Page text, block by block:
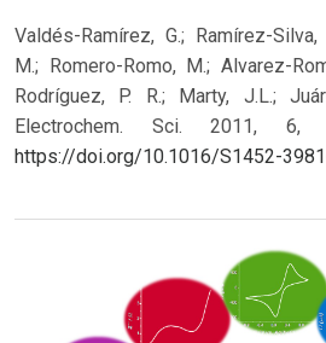
Valdés-Ramírez, G.; Ramírez-Silva,
M.; Romero-Romo, M.; Alvarez-
Rodríguez, P. R.; Marty, J.L.;
Electrochem. Sci. 2011,
https://doi.org/10.1016/S1452-